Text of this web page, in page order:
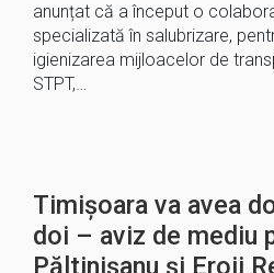
anunțat că a început o
specializată în salubrizare,
igienizarea mijloacelor de
STPT,…
Timișoara va avea
doi – aviz de mediu
Păltinișanu și Eroii